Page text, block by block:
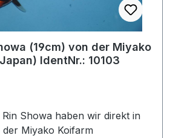
kann! Sollten starke
von Foto zur aktuellen
festgestellt werden, senden wir
vor dem
Veränderungen unterliegen
(19cm) von der Miyako
IdentNr.: 10103
Rin Showa haben wir direkt in
Miyako Koifarm